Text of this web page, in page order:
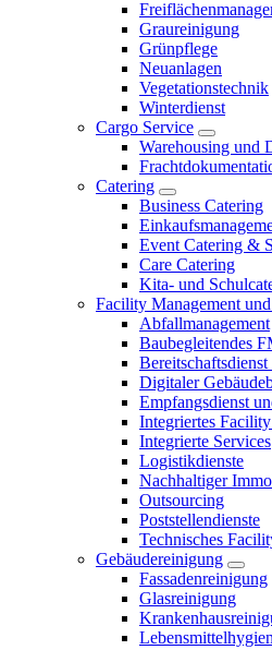
Graureinigung
Grünpflege
Neuanlagen
Vegetationstechnik
Winterdienst
Cargo Service
Warehousing und
Catering
Business Catering
Event Catering &
Care Catering
Kita- und
Facility Management
Abfallmanagement
Baubegleitendes
Bereitschaftsdienst
Digitaler
Empfangsdienst
Integriertes
Integrierte Services
Logistikdienste
Nachhaltiger
Outsourcing
Poststellendienste
Technisches
Gebäudereinigung
Fassadenreinigung
Glasreinigung